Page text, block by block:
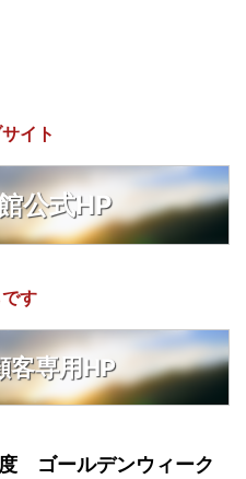
イト
公式HP
す
客専用HP
ゴールデンウィーク